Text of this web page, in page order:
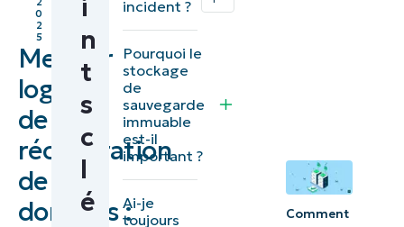
0
2
5
Meilleur
logiciel
de
récupération
de
données :
sauvegarde
et de
restauration
10 meilleurs
logiciels de
et de
récupération
i
n
t
s
c
l
é
incident ?
Pourquoi le
stockage
de
sauvegarde
immuable
est-il
important ?
Ai-je
toujours
Comment